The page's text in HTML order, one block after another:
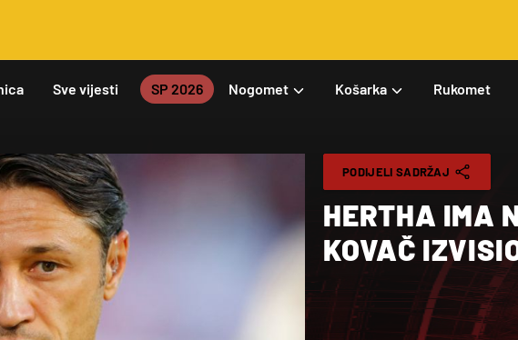
Sve vijesti SP 2026 Nogomet Košarka Rukomet
PODIJELI SADRŽAJ
HERTHA IMA
KOVAČ